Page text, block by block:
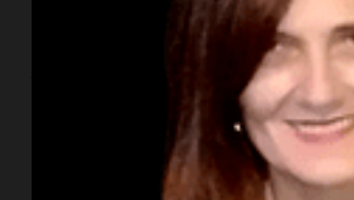
Salteño demanda a
AstraZeneca y al
Estado por $191
millones por efectos
de la vacuna Covid-